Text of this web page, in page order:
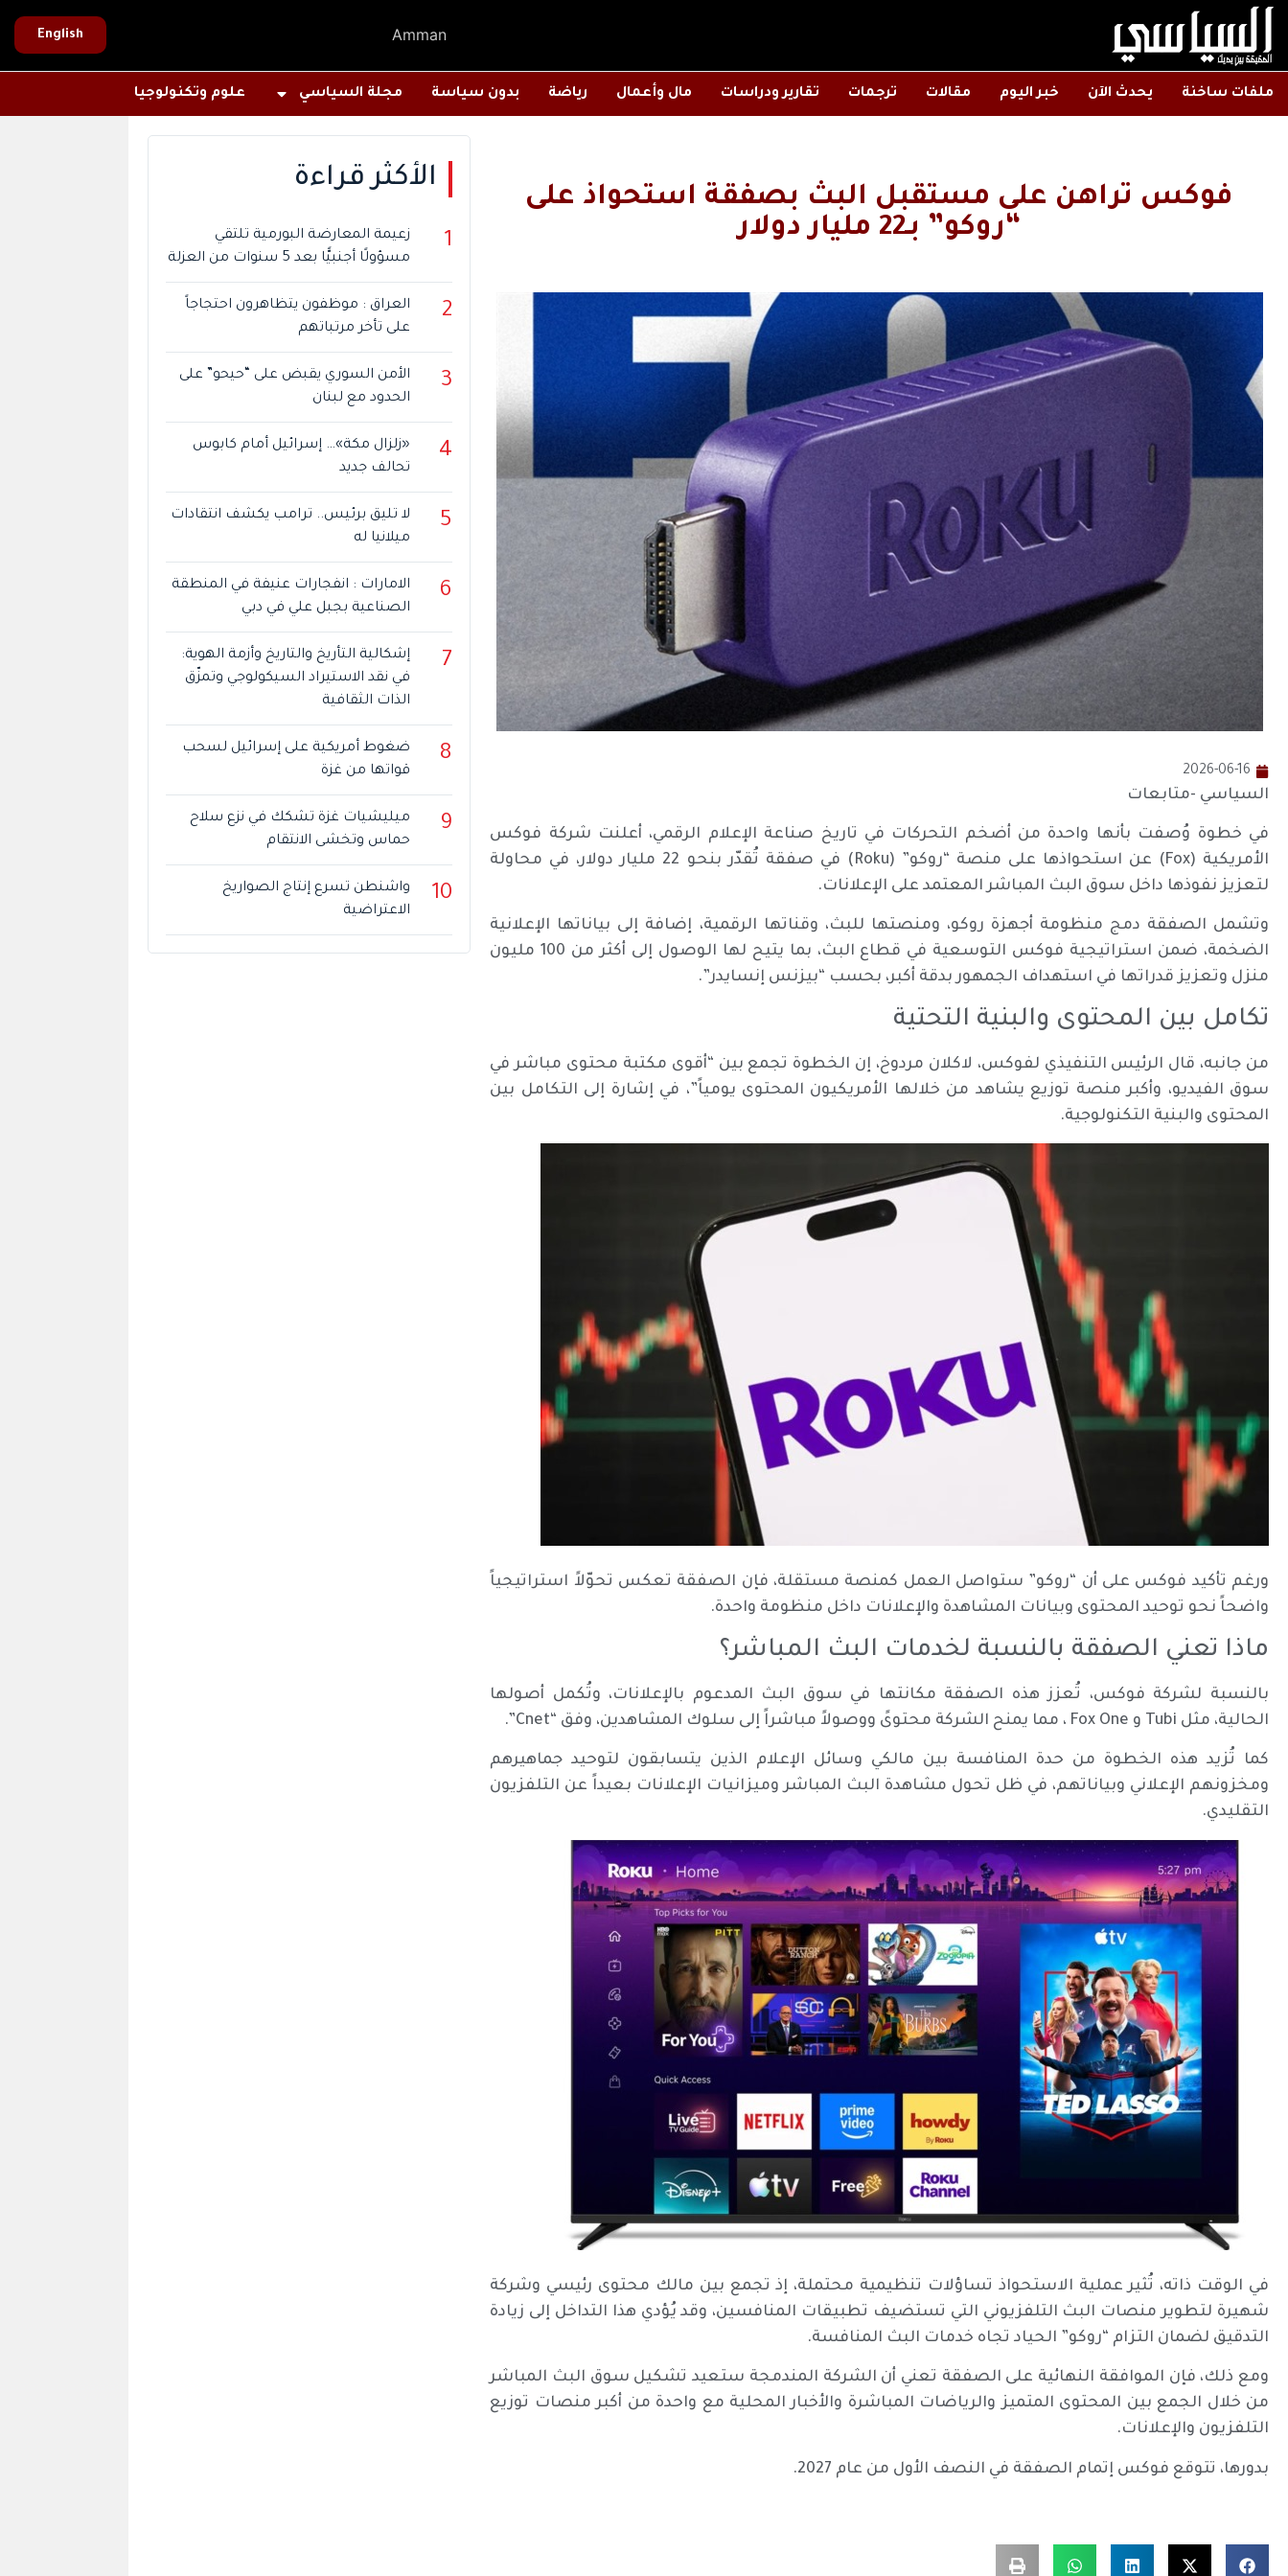
Amman
English
ملفات ساخنة يحدث الآن خبر اليوم مقالات ترجمات تقارير ودراسات مال وأعمال رياضة بدون سياسة مجلة السياسي علوم وتكنولوجيا
فوكس تراهن على مستقبل البث بصفقة استحواذ على
“روكو” بـ22 مليار دولار
2026-06-16
السياسي -متابعات
في خطوة وُصفت بأنها واحدة من أضخم التحركات في تاريخ صناعة الإعلام الرقمي، أعلنت شركة فوكس
الأمريكية (Fox) عن استحواذها على منصة “روكو” (Roku) في صفقة تُقدّر بنحو 22 مليار دولار، في محاولة
لتعزيز نفوذها داخل سوق البث المباشر المعتمد على الإعلانات.
وتشمل الصفقة دمج منظومة أجهزة روكو، ومنصتها للبث، وقناتها الرقمية، إضافة إلى بياناتها الإعلانية
الضخمة، ضمن استراتيجية فوكس التوسعية في قطاع البث، بما يتيح لها الوصول إلى أكثر من 100 مليون
منزل وتعزيز قدراتها في استهداف الجمهور بدقة أكبر، بحسب “بيزنس إنسايدر”.
تكامل بين المحتوى والبنية التحتية
من جانبه، قال الرئيس التنفيذي لفوكس، لاكلان مردوخ، إن الخطوة تجمع بين “أقوى مكتبة محتوى مباشر في
سوق الفيديو، وأكبر منصة توزيع يشاهد من خلالها الأمريكيون المحتوى يومياً”، في إشارة إلى التكامل بين
المحتوى والبنية التكنولوجية.
ورغم تأكيد فوكس على أن “روكو” ستواصل العمل كمنصة مستقلة، فإن الصفقة تعكس تحوّلاً استراتيجياً
واضحاً نحو توحيد المحتوى وبيانات المشاهدة والإعلانات داخل منظومة واحدة.
ماذا تعني الصفقة بالنسبة لخدمات البث المباشر؟
بالنسبة لشركة فوكس، تُعزز هذه الصفقة مكانتها في سوق البث المدعوم بالإعلانات، وتُكمل أصولها
الحالية، مثل Tubi و Fox One ، مما يمنح الشركة محتوىً ووصولاً مباشراً إلى سلوك المشاهدين، وفق “Cnet”.
كما تُزيد هذه الخطوة من حدة المنافسة بين مالكي وسائل الإعلام الذين يتسابقون لتوحيد جماهيرهم
ومخزونهم الإعلاني وبياناتهم، في ظل تحول مشاهدة البث المباشر وميزانيات الإعلانات بعيداً عن التلفزيون
التقليدي.
في الوقت ذاته، تُثير عملية الاستحواذ تساؤلات تنظيمية محتملة، إذ تجمع بين مالك محتوى رئيسي وشركة
شهيرة لتطوير منصات البث التلفزيوني التي تستضيف تطبيقات المنافسين، وقد يُؤدي هذا التداخل إلى زيادة
التدقيق لضمان التزام “روكو” الحياد تجاه خدمات البث المنافسة.
ومع ذلك، فإن الموافقة النهائية على الصفقة تعني أن الشركة المندمجة ستعيد تشكيل سوق البث المباشر
من خلال الجمع بين المحتوى المتميز والرياضات المباشرة والأخبار المحلية مع واحدة من أكبر منصات توزيع
التلفزيون والإعلانات.
بدورها، تتوقع فوكس إتمام الصفقة في النصف الأول من عام 2027.
الأكثر قراءة
1
زعيمة المعارضة البورمية تلتقي
مسؤولًا أجنبيًّا بعد 5 سنوات من العزلة
2
العراق : موظفون يتظاهرون احتجاجاً
على تأخر مرتباتهم
3
الأمن السوري يقبض على “حيحو” على
الحدود مع لبنان
4
«زلزال مكة»… إسرائيل أمام كابوس
تحالف جديد
5
لا تليق برئيس.. ترامب يكشف انتقادات
ميلانيا له
6
الامارات : انفجارات عنيفة في المنطقة
الصناعية بجبل علي في دبي
7
إشكالية التأريخ والتاريخ وأزمة الهوية:
في نقد الاستيراد السيكولوجي وتمزّق
الذات الثقافية
8
ضغوط أمريكية على إسرائيل لسحب
قواتها من غزة
9
ميليشيات غزة تشكك في نزع سلاح
حماس وتخشى الانتقام
10
واشنطن تسرع إنتاج الصواريخ
الاعتراضية